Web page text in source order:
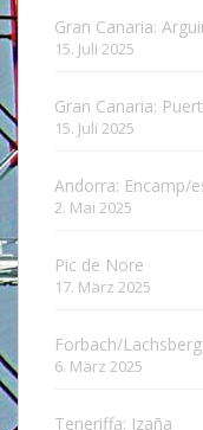
Gran Canaria:
15. Juli 2025
Gran Canaria:
15. Juli 2025
Andorra: Encamp/
2. Mai 2025
Pic de Nore
17. März 2025
Forbach/Lachsberg
6. März 2025
Teneriffa: Izaña